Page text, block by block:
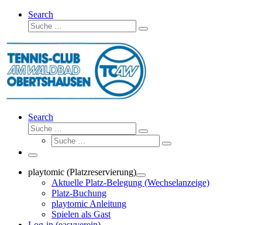
Search
Suche
Suche
Search
Suche
Suche
Suche
Suche
Menü
playtomic (Platzreservierung)
Aktuelle Platz-Belegung (Wechselanzeige)
Platz-Buchung
playtomic Anleitung
Spielen als Gast